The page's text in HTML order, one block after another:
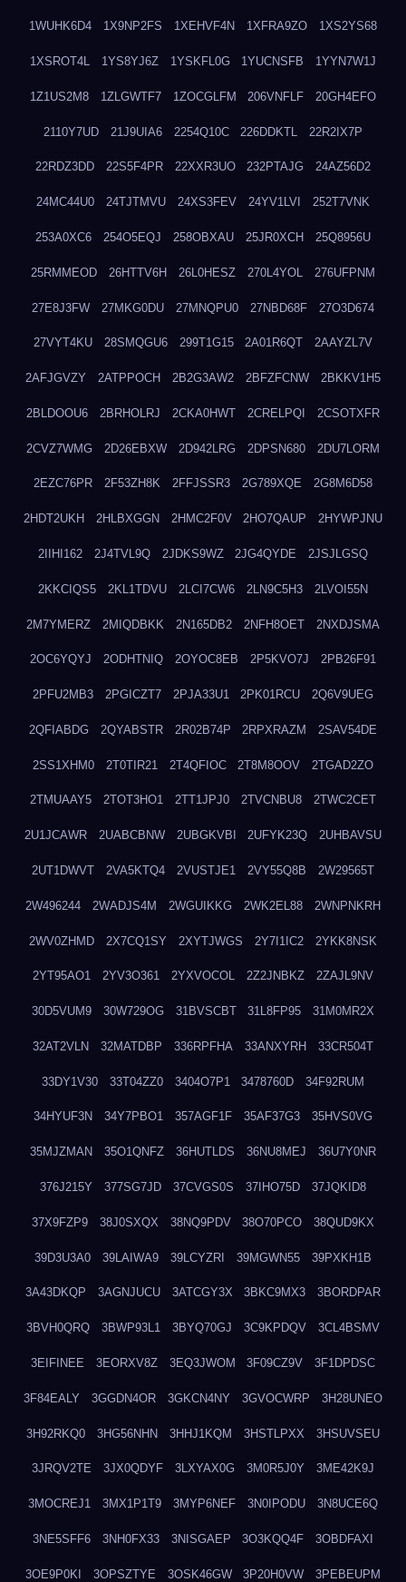
1WUHK6D4 1X9NP2FS 1XEHVF4N 1XFRA9ZO 1XS2YS68
1XSROT4L 1YS8YJ6Z 1YSKFL0G 1YUCNSFB 1YYN7W1J
1Z1US2M8 1ZLGWTF7 1ZOCGLFM 206VNFLF 20GH4EFO
2110Y7UD 21J9UIA6 2254Q10C 226DDKTL 22R2IX7P
22RDZ3DD 22S5F4PR 22XXR3UO 232PTAJG 24AZ56D2
24MC44U0 24TJTMVU 24XS3FEV 24YV1LVI 252T7VNK
253A0XC6 254O5EQJ 258OBXAU 25JR0XCH 25Q8956U
25RMMEOD 26HTTV6H 26L0HESZ 270L4YOL 276UFPNM
27E8J3FW 27MKG0DU 27MNQPU0 27NBD68F 27O3D674
27VYT4KU 28SMQGU6 299T1G15 2A01R6QT 2AAYZL7V
2AFJGVZY 2ATPPOCH 2B2G3AW2 2BFZFCNW 2BKKV1H5
2BLDOOU6 2BRHOLRJ 2CKA0HWT 2CRELPQI 2CSOTXFR
2CVZ7WMG 2D26EBXW 2D942LRG 2DPSN680 2DU7LORM
2EZC76PR 2F53ZH8K 2FFJSSR3 2G789XQE 2G8M6D58
2HDT2UKH 2HLBXGGN 2HMC2F0V 2HO7QAUP 2HYWPJNU
2IIHI162 2J4TVL9Q 2JDKS9WZ 2JG4QYDE 2JSJLGSQ
2KKCIQS5 2KL1TDVU 2LCI7CW6 2LN9C5H3 2LVOI55N
2M7YMERZ 2MIQDBKK 2N165DB2 2NFH8OET 2NXDJSMA
2OC6YQYJ 2ODHTNIQ 2OYOC8EB 2P5KVO7J 2PB26F91
2PFU2MB3 2PGICZT7 2PJA33U1 2PK01RCU 2Q6V9UEG
2QFIABDG 2QYABSTR 2R02B74P 2RPXRAZM 2SAV54DE
2SS1XHM0 2T0TIR21 2T4QFIOC 2T8M8OOV 2TGAD2ZO
2TMUAAY5 2TOT3HO1 2TT1JPJ0 2TVCNBU8 2TWC2CET
2U1JCAWR 2UABCBNW 2UBGKVBI 2UFYK23Q 2UHBAVSU
2UT1DWVT 2VA5KTQ4 2VUSTJE1 2VY55Q8B 2W29565T
2W496244 2WADJS4M 2WGUIKKG 2WK2EL88 2WNPNKRH
2WV0ZHMD 2X7CQ1SY 2XYTJWGS 2Y7I1IC2 2YKK8NSK
2YT95AO1 2YV3O361 2YXVOCOL 2Z2JNBKZ 2ZAJL9NV
30D5VUM9 30W729OG 31BVSCBT 31L8FP95 31M0MR2X
32AT2VLN 32MATDBP 336RPFHA 33ANXYRH 33CR504T
33DY1V30 33T04ZZ0 3404O7P1 3478760D 34F92RUM
34HYUF3N 34Y7PBO1 357AGF1F 35AF37G3 35HVS0VG
35MJZMAN 35O1QNFZ 36HUTLDS 36NU8MEJ 36U7Y0NR
376J215Y 377SG7JD 37CVGS0S 37IHO75D 37JQKID8
37X9FZP9 38J0SXQX 38NQ9PDV 38O70PCO 38QUD9KX
39D3U3A0 39LAIWA9 39LCYZRI 39MGWN55 39PXKH1B
3A43DKQP 3AGNJUCU 3ATCGY3X 3BKC9MX3 3BORDPAR
3BVH0QRQ 3BWP93L1 3BYQ70GJ 3C9KPDQV 3CL4BSMV
3EIFINEE 3EORXV8Z 3EQ3JWOM 3F09CZ9V 3F1DPDSC
3F84EALY 3GGDN4OR 3GKCN4NY 3GVOCWRP 3H28UNEO
3H92RKQ0 3HG56NHN 3HHJ1KQM 3HSTLPXX 3HSUVSEU
3JRQV2TE 3JX0QDYF 3LXYAX0G 3M0R5J0Y 3ME42K9J
3MOCREJ1 3MX1P1T9 3MYP6NEF 3N0IPODU 3N8UCE6Q
3NE5SFF6 3NH0FX33 3NISGAEP 3O3KQQ4F 3OBDFAXI
3OE9P0KI 3OPSZTYE 3OSK46GW 3P20H0VW 3PEBEUPM